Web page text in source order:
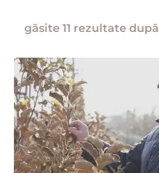
găsite 11 rezultate